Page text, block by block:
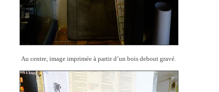
Au centre, image imprimée à partir d’un bois debout gravé.